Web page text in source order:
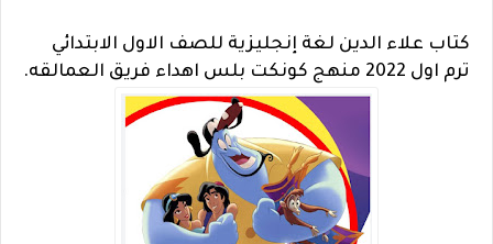
كتاب علاء الدين لغة إنجليزية للصف الاول الابتدائي
ترم اول 2022 منهج كونكت بلس اهداء فريق العمالقه.